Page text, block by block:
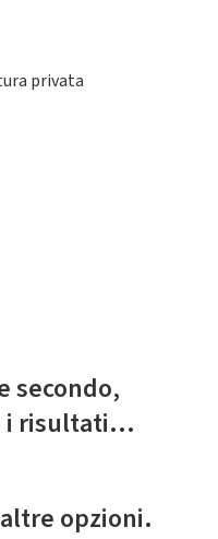
privata
secondo,
i risultati...
opzioni.